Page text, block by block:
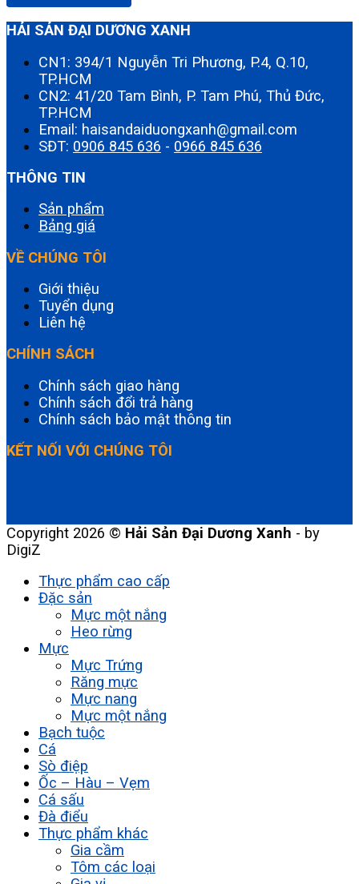
HẢI SẢN ĐẠI DƯƠNG XANH
CN1: 394/1 Nguyễn Tri Phương, P.4, Q.10,
TP.HCM
CN2: 41/20 Tam Bình, P. Tam Phú, Thủ Đức,
TP.HCM
Email: haisandaiduongxanh@gmail.com
SĐT: 0906 845 636 - 0966 845 636
THÔNG TIN
Sản phẩm
Bảng giá
VỀ CHÚNG TÔI
Giới thiệu
Tuyển dụng
Liên hệ
CHÍNH SÁCH
Chính sách giao hàng
Chính sách đổi trả hàng
Chính sách bảo mật thông tin
KẾT NỐI VỚI CHÚNG TÔI
Copyright 2026 © Hải Sản Đại Dương Xanh - by
DigiZ
Thực phẩm cao cấp
Đặc sản
Mực một nắng
Heo rừng
Mực
Mực Trứng
Răng mực
Mực nang
Mực một nắng
Bạch tuộc
Cá
Sò điệp
Ốc – Hàu – Vẹm
Cá sấu
Đà điểu
Thực phẩm khác
Gia cầm
Tôm các loại